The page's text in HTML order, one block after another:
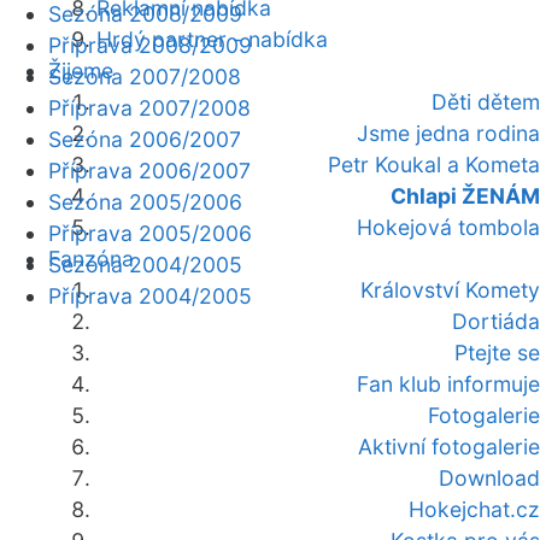
Reklamní nabídka
Hrdý partner - nabídka
Žijeme
Děti dětem
Jsme jedna rodina
Petr Koukal a Kometa
Chlapi ŽENÁM
Hokejová tombola
Fanzóna
Království Komety
Dortiáda
Ptejte se
Fan klub informuje
Fotogalerie
Aktivní fotogalerie
Download
Hokejchat.cz
Sezóna 2008/2009
Příprava 2008/2009
Sezóna 2007/2008
Příprava 2007/2008
Sezóna 2006/2007
Příprava 2006/2007
Sezóna 2005/2006
Příprava 2005/2006
Sezóna 2004/2005
Příprava 2004/2005